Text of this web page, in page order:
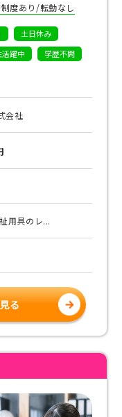
度あり/転勤なし
土日休み
活躍中
学歴不問
会社
用具のレ...
る